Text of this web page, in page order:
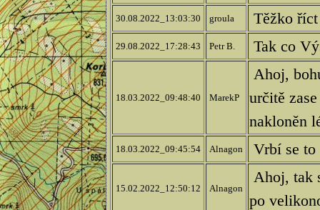
30.08.2022_13:03:30 groula Těžko
29.08.2022_17:28:43 Petr B. Tak co
18.03.2022_09:48:40 MarekP
Ahoj,
určitě
nakloněn
18.03.2022_09:45:54 Alnagon Vrbí se
15.02.2022_12:50:12 Alnagon
Ahoj, tak
po